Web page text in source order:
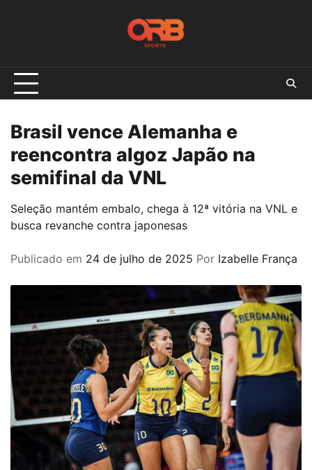
Brasil vence Alemanha e
reencontra algoz Japão na
semifinal da VNL
Seleção mantém embalo, chega à 12ª vitória na VNL e
busca revanche contra japonesas
Publicado em 24 de julho de 2025 Por Izabelle França